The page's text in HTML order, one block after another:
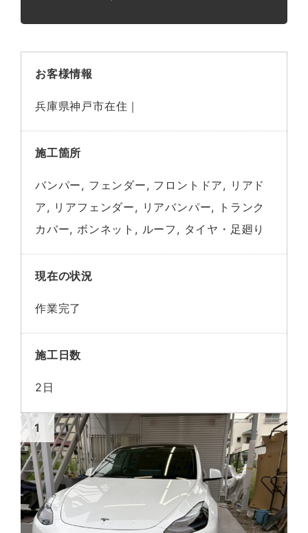
お客様情報
兵庫県神戸市在住｜
施工箇所
バンパー, フェンダー, フロントドア, リアド
ア, リアフェンダー, リアバンパー, トランク
カバー, ボンネット, ルーフ, タイヤ・足廻り
現在の状況
作業完了
施工日数
2日